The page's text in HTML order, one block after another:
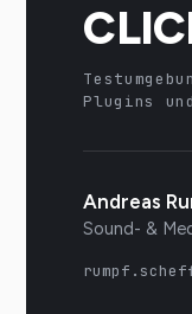
Plugins
Andreas
Sound- &